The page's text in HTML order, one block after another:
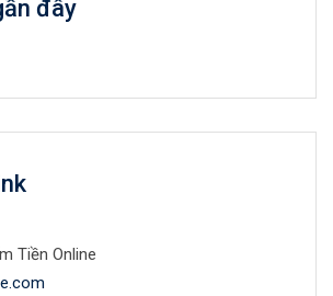
đây
Tiền Online